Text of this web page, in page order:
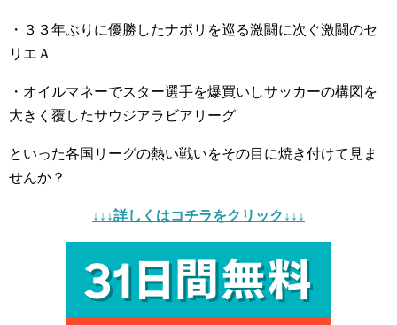
・３３年ぶりに優勝したナポリを巡る激闘に次ぐ激闘のセ
リエＡ
・オイルマネーでスター選手を爆買いしサッカーの構図を
大きく覆したサウジアラビアリーグ
といった各国リーグの熱い戦いをその目に焼き付けて見ま
せんか？
↓↓↓詳しくはコチラをクリック↓↓↓